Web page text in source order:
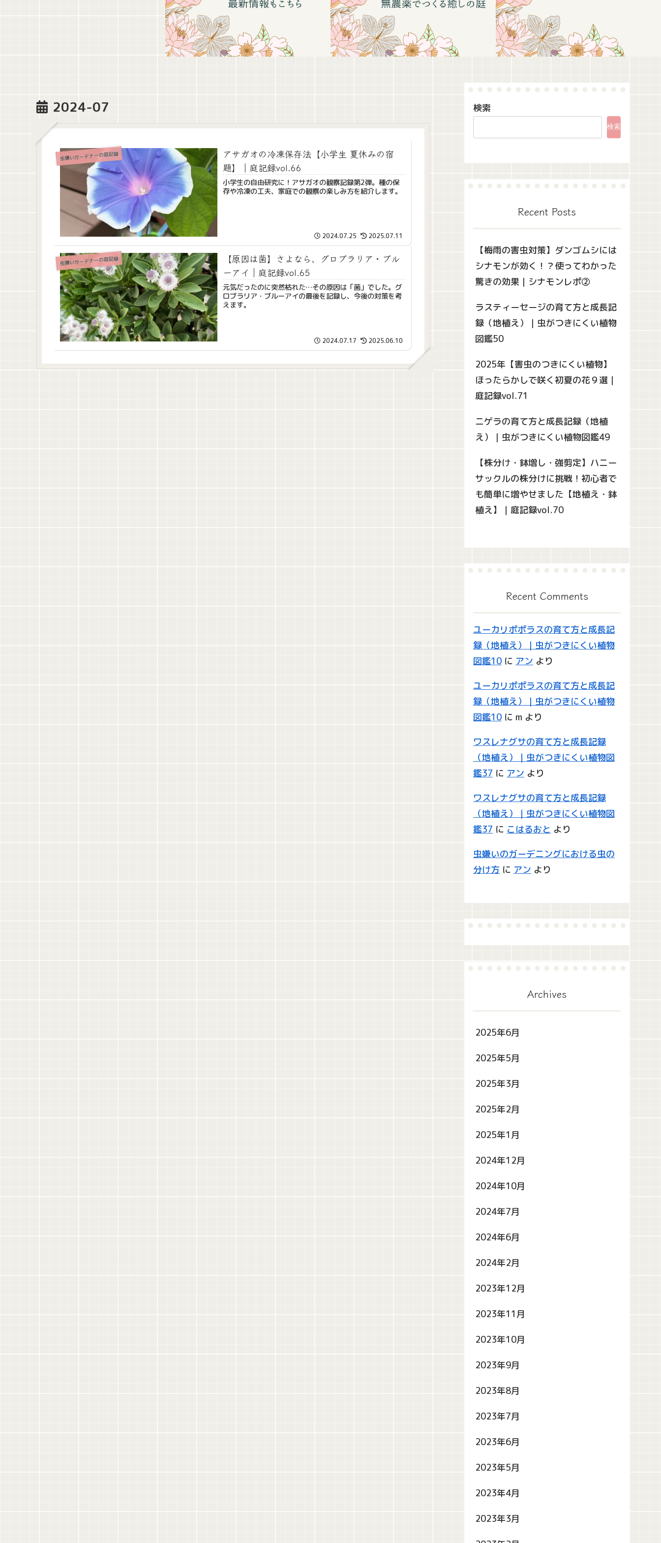
2024-07
虫嫌いガーデナーの庭記録
アサガオの冷凍保存法【小学生 夏休みの宿
題】｜庭記録vol.66
小学生の自由研究に！アサガオの観察記録第2弾。種の保
存や冷凍の工夫、家庭での観察の楽しみ方を紹介します。
2024.07.25 2025.07.11
虫嫌いガーデナーの庭記録
【原因は菌】さよなら、グロブラリア・ブル
ーアイ｜庭記録vol.65
元気だったのに突然枯れた…その原因は「菌」でした。グ
ロブラリア・ブルーアイの最後を記録し、今後の対策を考
えます。
2024.07.17 2025.06.10
検索
検索
Recent Posts
【梅雨の害虫対策】ダンゴムシには
シナモンが効く！？使ってわかった
驚きの効果｜シナモンレポ②
ラスティーセージの育て方と成長記
録（地植え）｜虫がつきにくい植物
図鑑50
2025年【害虫のつきにくい植物】
ほったらかしで咲く初夏の花９選｜
庭記録vol.71
ニゲラの育て方と成長記録（地植
え）｜虫がつきにくい植物図鑑49
【株分け・鉢増し・強剪定】ハニー
サックルの株分けに挑戦！初心者で
も簡単に増やせました【地植え・鉢
植え】｜庭記録vol.70
Recent Comments
ユーカリポポラスの育て方と成長記
録（地植え）｜虫がつきにくい植物
図鑑10 に アン より
ユーカリポポラスの育て方と成長記
録（地植え）｜虫がつきにくい植物
図鑑10 に m より
ワスレナグサの育て方と成長記録
（地植え）｜虫がつきにくい植物図
鑑37 に アン より
ワスレナグサの育て方と成長記録
（地植え）｜虫がつきにくい植物図
鑑37 に こはるおと より
虫嫌いのガーデニングにおける虫の
分け方 に アン より
Archives
2025年6月
2025年5月
2025年3月
2025年2月
2025年1月
2024年12月
2024年10月
2024年7月
2024年6月
2024年2月
2023年12月
2023年11月
2023年10月
2023年9月
2023年8月
2023年7月
2023年6月
2023年5月
2023年4月
2023年3月